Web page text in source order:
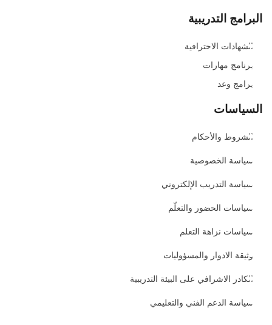
البرامج التدريبية
الشهادات الاحترافية
برنامج مهارات
برامج وعد
السياسات
الشروط والأحكام
سياسة الخصوصية
سياسة التدريب الإلكتروني
سياسات الحضور والتعلّم
سياسات نزاهة التعلم
وثيقة الادوار والمسؤوليات
الكادر الاشرافي على البيئة التدريبية
سياسة الدعم الفني والتعليمي